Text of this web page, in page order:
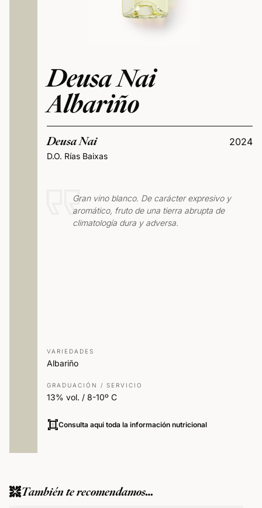
Deusa Nai
Albariño
Deusa Nai 2024
D.O. Rías Baixas
Gran vino blanco. De carácter expresivo y
aromático, fruto de una tierra abrupta de
climatología dura y adversa.
VARIEDADES
Albariño
GRADUACIÓN / SERVICIO
13% vol. / 8-10º C
Consulta aqui toda la información nutricional
También te recomendamos…